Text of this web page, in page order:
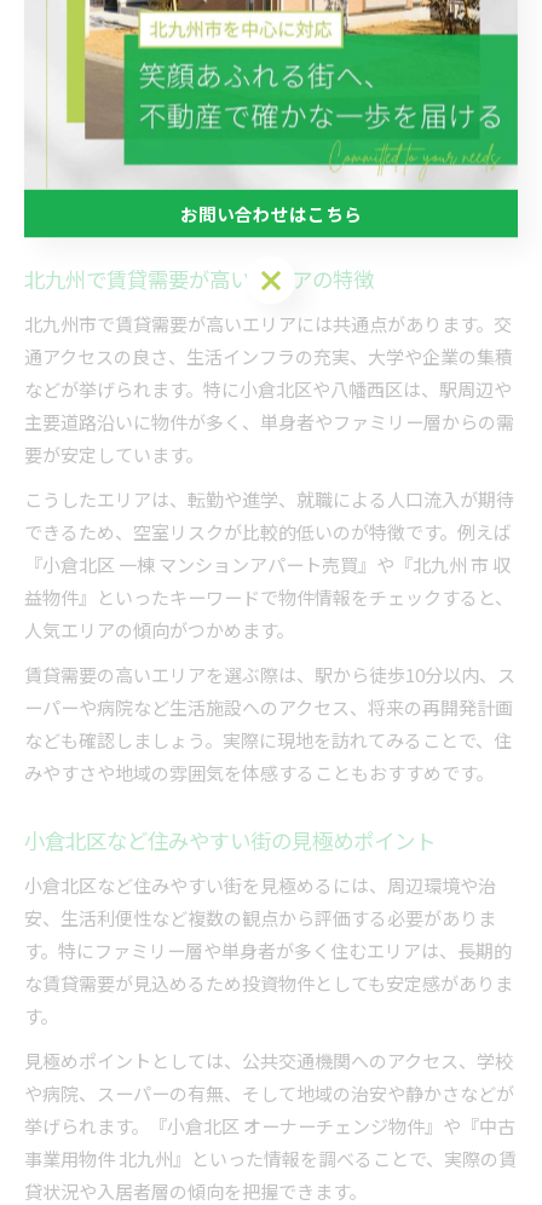
し家賃下落に苦しむケースも少なくありません。
具体的には、北九州市の人口推移や新規開発計画、駅からの
距離、周辺施設の充実度をチェックしましょう。例えば『北
九州 アパート 一棟売』などで検索し、過去の成約事例や賃
貸需要の動向を分析することが実践的なリスク回避策となり
北九州で賃貸需要が高いエリアの特徴
北九州市で賃貸需要が高いエリアには共通点があります。交
通アクセスの良さ、生活インフラの充実、大学や企業の集積
などが挙げられます。特に小倉北区や八幡西区は、駅周辺や
主要道路沿いに物件が多く、単身者やファミリー層からの需
要が安定しています。
こうしたエリアは、転勤や進学、就職による人口流入が期待
できるため、空室リスクが比較的低いのが特徴です。例えば
『小倉北区 一棟 マンションアパート売買』や『北九州 市 収
益物件』といったキーワードで物件情報をチェックすると、
人気エリアの傾向がつかめます。
賃貸需要の高いエリアを選ぶ際は、駅から徒歩10分以内、ス
ーパーや病院など生活施設へのアクセス、将来の再開発計画
なども確認しましょう。実際に現地を訪れてみることで、住
みやすさや地域の雰囲気を体感することもおすすめです。
小倉北区など住みやすい街の見極めポイント
小倉北区など住みやすい街を見極めるには、周辺環境や治
安、生活利便性など複数の観点から評価する必要がありま
す。特にファミリー層や単身者が多く住むエリアは、長期的
な賃貸需要が見込めるため投資物件としても安定感がありま
す。
見極めポイントとしては、公共交通機関へのアクセス、学校
や病院、スーパーの有無、そして地域の治安や静かさなどが
挙げられます。『小倉北区 オーナーチェンジ物件』や『中古
事業用物件 北九州』といった情報を調べることで、実際の賃
貸状況や入居者層の傾向を把握できます。
お問い合わせはこちら
お問い合わせはこちら